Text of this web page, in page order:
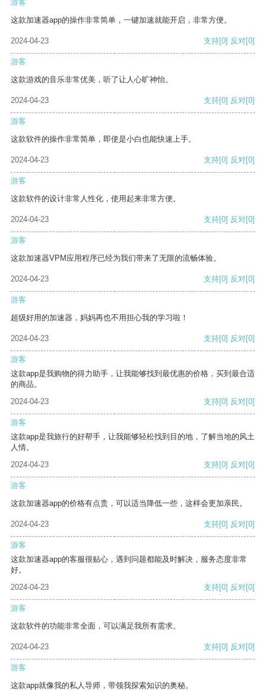
游客
这款加速器app的操作非常简单，一键加速就能开启，非常方便。
2024-04-23 支持[0] 反对[0]
游客
这款游戏的音乐非常优美，听了让人心旷神怡。
2024-04-23 支持[0] 反对[0]
游客
这款软件的操作非常简单，即使是小白也能快速上手。
2024-04-23 支持[0] 反对[0]
游客
这款软件的设计非常人性化，使用起来非常方便。
2024-04-23 支持[0] 反对[0]
游客
这款加速器VPM应用程序已经为我们带来了无限的流畅体验。
2024-04-23 支持[0] 反对[0]
游客
超级好用的加速器，妈妈再也不用担心我的学习啦！
2024-04-23 支持[0] 反对[0]
游客
这款app是我购物的得力助手，让我能够找到最优惠的价格，买到最合适
的商品。
2024-04-23
支持[0] 反对[0]
游客
这款app是我旅行的好帮手，让我能够轻松找到目的地，了解当地的风土
人情。
2024-04-23
支持[0] 反对[0]
游客
这款加速器app的价格有点贵，可以适当降低一些，这样会更加亲民。
2024-04-23 支持[0] 反对[0]
游客
这款加速器app的客服很贴心，遇到问题都能及时解决，服务态度非常
好。
2024-04-23
支持[0] 反对[0]
游客
这款软件的功能非常全面，可以满足我所有需求。
2024-04-23 支持[0] 反对[0]
游客
这款app就像我的私人导师，带领我探索知识的奥秘。